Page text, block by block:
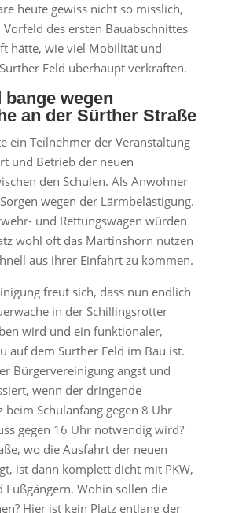
heute gewiss nicht so misslich,
des ersten Bauabschnittes
hätte, wie viel Mobilität und
Feld überhaupt verkraften.
wegen
an der Sürther Straße
ein Teilnehmer der Veranstaltung
und Betrieb der neuen
den Schulen. Als Anwohner
wegen der Lärmbelästigung.
und Rettungswagen würden
wohl oft das Martinshorn nutzen
aus ihrer Einfahrt zu kommen.
freut sich, dass nun endlich
in der Schillingsrotter
wird und ein funktionaler,
auf dem Sürther Feld im Bau ist.
Bürgervereinigung angst und
wenn der dringende
beim Schulanfang gegen 8 Uhr
gegen 16 Uhr notwendig wird?
wo die Ausfahrt der neuen
ist dann komplett dicht mit PKW,
Fußgängern. Wohin sollen die
Hier ist kein Platz entlang der